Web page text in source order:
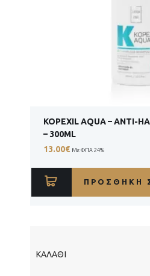
KOPEXIL AQUA – ANTI-
– 300ML
13.00€ Με ΦΠΑ 24%
ΠΡΟΣΘΉΚΗ
ΚΑΛΆΘΙ